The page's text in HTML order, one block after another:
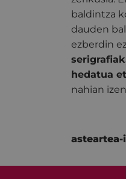
baldintza
dauden
ezberdin
hedatua
nahian